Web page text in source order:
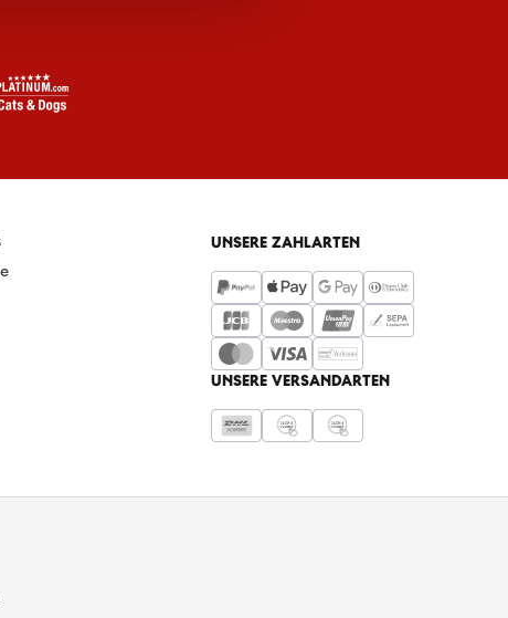
UNSERE ZAHLARTEN
UNSERE VERSANDARTEN